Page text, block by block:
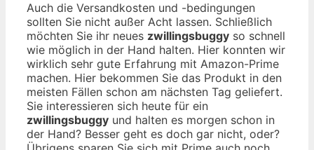
Auch die Versandkosten und -bedingungen
sollten Sie nicht außer Acht lassen. Schließlich
möchten Sie ihr neues zwillingsbuggy so schnell
wie möglich in der Hand halten. Hier konnten wir
wirklich sehr gute Erfahrung mit Amazon-Prime
machen. Hier bekommen Sie das Produkt in den
meisten Fällen schon am nächsten Tag geliefert.
Sie interessieren sich heute für ein
zwillingsbuggy und halten es morgen schon in
der Hand? Besser geht es doch gar nicht, oder?